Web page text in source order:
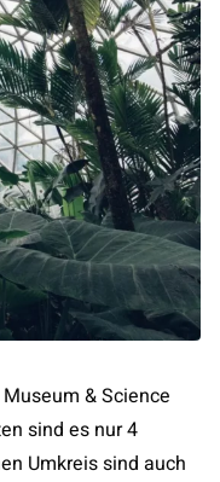
& Science
sind es nur 4
Umkreis sind auch